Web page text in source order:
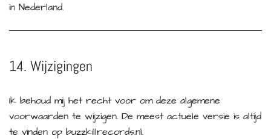
in Nederland.
14. Wijzigingen
Ik behoud mij het recht voor om deze algemene
voorwaarden te wijzigen. De meest actuele versie is altijd
te vinden op buzzkillrecords.nl.